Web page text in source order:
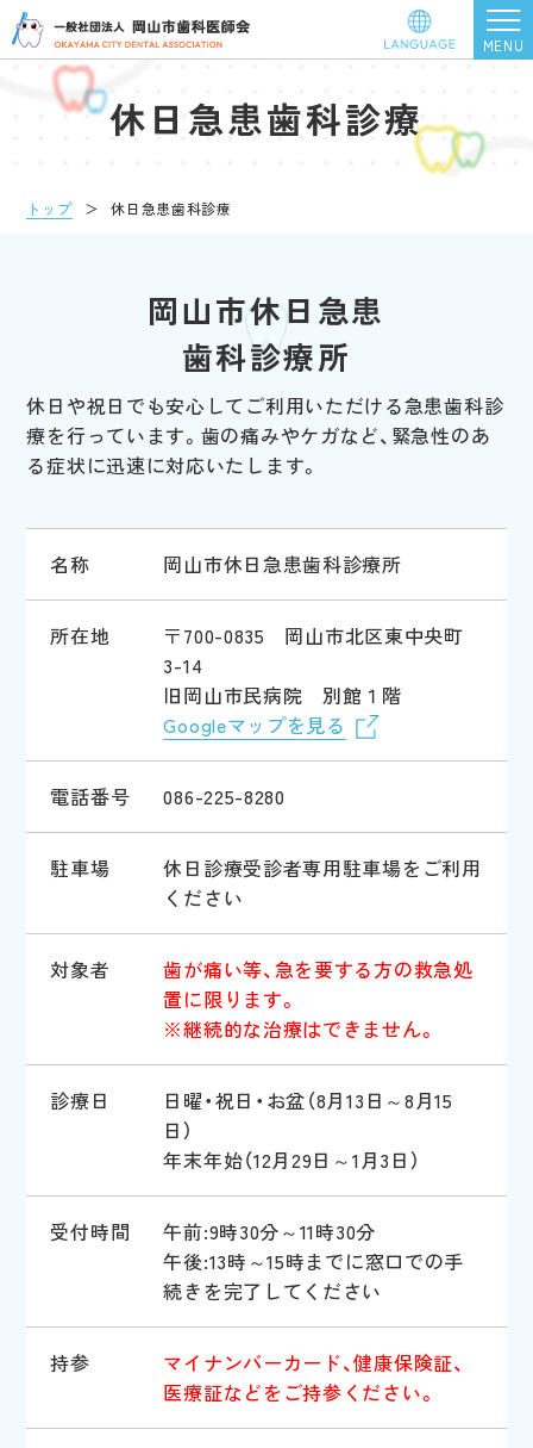
休日急患歯科診療
トップ ＞ 休日急患歯科診療
岡山市休日急患
歯科診療所
休日や祝日でも安心してご利用いただける急患歯科診
療を行っています。 歯の痛みやケガなど、緊急性のあ
る症状に迅速に対応いたします。
名称 岡山市休日急患歯科診療所
所在地
〒700-0835 岡山市北区東中央町
3-14
旧岡山市民病院 別館１階
Googleマップを見る
電話番号 086-225-8280
駐車場
休日診療受診者専用駐車場をご利用
ください
対象者
歯が痛い等、急を要する方の救急処
置に限ります。
※継続的な治療はできません。
診療日
日曜・祝日・お盆（8月13日～8月15
日）
年末年始（12月29日～1月3日）
受付時間
午前:9時30分～11時30分
午後:13時～15時までに窓口での手
続きを完了してください
持参
マイナンバーカード、健康保険証、
医療証などをご持参ください。